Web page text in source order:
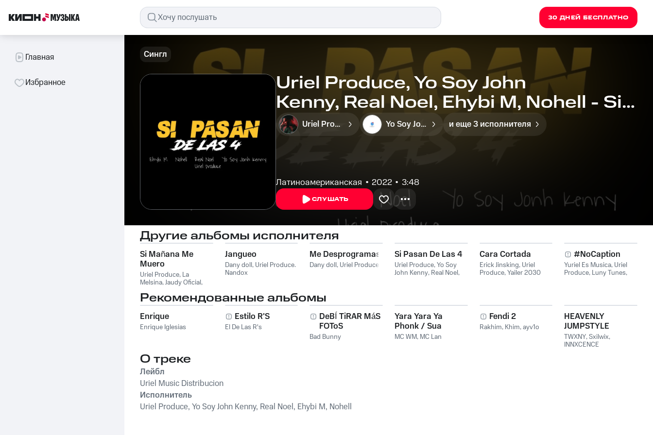
30 ДНЕЙ БЕСПЛАТНО
Главная
Избранное
Сингл
Uriel Produce, Yo Soy John
Kenny, Real Noel, Ehybi M, Nohell - Si
Pasan De Las 4
Uriel Produce Yo Soy John Kenny и еще 3 исполнителя
Латиноамериканская 2022 3:48
СЛУШАТЬ
Другие альбомы исполнителя
Si Mañana Me
Muero
Uriel Produce, La
Melsina,Jaudy Oficial,
Jangueo
Dany doll, Uriel Produce,
Nandox
Me Desprogramas
Dany doll, Uriel Produce
Si Pasan De Las 4
Uriel Produce,Yo Soy
John Kenny, Real Noel,
Cara Cortada
Erick Jinsking, Uriel
Produce,Yailer 2030
#NoCaption
Yuriel Es Musica, Uriel
Produce, Luny Tunes,
Рекомендованные альбомы
Enrique
Enrique Iglesias
Estilo R'S
El De Las R's
DeBÍ TiRAR MáS
FOToS
Bad Bunny
Yara Yara Ya
Phonk / Sua
Amiga Eu Vou
MC WM, MC Lan
Fendi 2
Rakhim, Khim,ayv1o
HEAVENLY
JUMPSTYLE
TWXNY,Sxilwix,
INNXCENCE
О треке
Лейбл
Uriel Music Distribucion
Исполнитель
Uriel Produce, Yo Soy John Kenny, Real Noel, Ehybi M, Nohell